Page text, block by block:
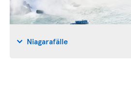
Niagarafälle